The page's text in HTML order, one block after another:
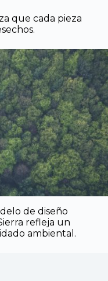
que cada pieza
de diseño
refleja un
ambiental.